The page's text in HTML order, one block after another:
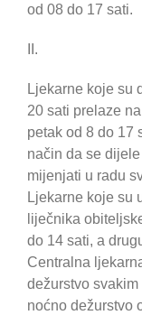
od 08 do 17 sati.
II.
Ljekarne koje su
20 sati prelaze
petak od 8 do 17
način da se
mijenjati u radu
Ljekarne koje su
liječnika
do 14 sati, a
Centralna
dežurstvo
noćno dežurstvo